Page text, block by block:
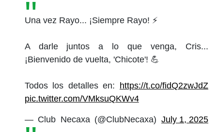
Una vez Rayo... ¡Siempre Rayo! ⚡
A darle juntos a lo que venga, Cris...
¡Bienvenido de vuelta, 'Chicote'! 💪
Todos los detalles en: https://t.co/fidQ2zwJdZ
pic.twitter.com/VMksuQKWv4
— Club Necaxa (@ClubNecaxa) July 1, 2025